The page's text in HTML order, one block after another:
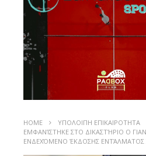
HOME ΥΠΟΛΟΙΠΗ ΕΠΙΚΑΙΡΟΤΗΤΑ
ΕΜΦΑΝΊΣΤΗΚΕ ΣΤΟ ΔΙΚΑΣΤΉΡΙΟ Ο
ΕΝΔΕΧΌΜΕΝΟ ΈΚΔΟΣΗΣ